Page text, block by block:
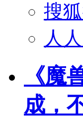
搜
人
《魔
成，